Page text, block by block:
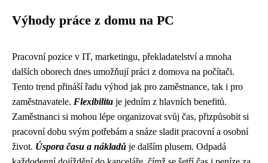
Výhody práce z domu na PC
Pracovní pozice v IT, marketingu, překladatelství a mnoha
dalších oborech dnes umožňují práci z domova na počítači.
Tento trend přináší řadu výhod jak pro zaměstnance, tak i pro
zaměstnavatele. Flexibilita je jedním z hlavních benefitů.
Zaměstnanci si mohou lépe organizovat svůj čas, přizpůsobit si
pracovní dobu svým potřebám a snáze sladit pracovní a osobní
život. Úspora času a nákladů je dalším plusem. Odpadá